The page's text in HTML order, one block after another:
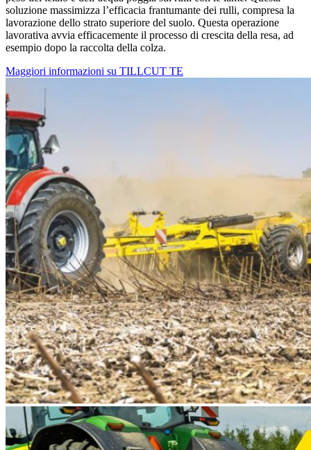
soluzione massimizza l’efficacia frantumante dei rulli, compresa la
lavorazione dello strato superiore del suolo. Questa operazione
lavorativa avvia efficacemente il processo di crescita della resa, ad
esempio dopo la raccolta della colza.
Maggiori informazioni su TILLCUT TE